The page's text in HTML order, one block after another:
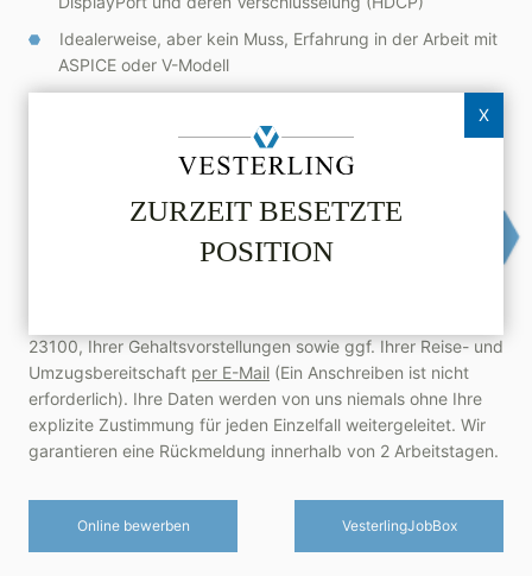
ZURZEIT BESETZTE
POSITION
X
Idealerweise, aber kein Muss, Erfahrung in der Arbeit mit
ASPICE oder V-Modell
Entwicklungsmethoden sowie gängigen Anwendungen
für Requirements-Management und Architektur-
Gute Deutsch- und Englischkenntnisse
Machen Sie Ihren nächsten Karriereschritt und bewerben Sie
23100, Ihrer Gehaltsvorstellungen sowie ggf. Ihrer Reise- und
Umzugsbereitschaft per E-Mail (Ein Anschreiben ist nicht
erforderlich). Ihre Daten werden von uns niemals ohne Ihre
explizite Zustimmung für jeden Einzelfall weitergeleitet. Wir
garantieren eine Rückmeldung innerhalb von 2 Arbeitstagen.
Online bewerben Vesterling­JobBox